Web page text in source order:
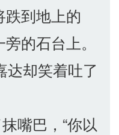
到地上的
的石台上。
却笑着吐了
嘴巴，“你以